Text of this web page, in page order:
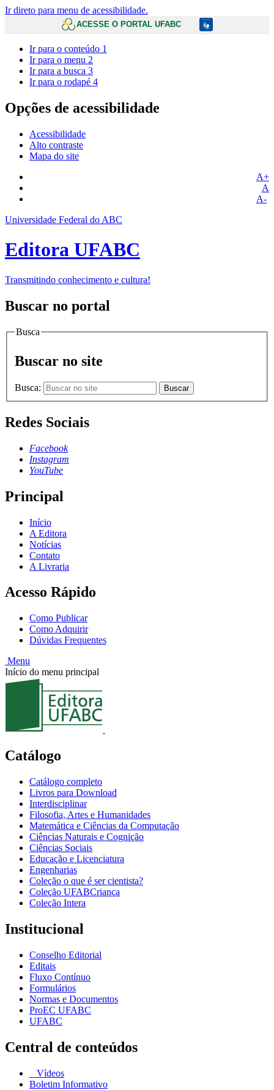
Ir direto para menu de acessibilidade.
ACESSE O PORTAL UFABC
Ir para o conteúdo 1
Ir para o menu 2
Ir para a busca 3
Ir para o rodapé 4
Opções de acessibilidade
Acessibilidade
Alto contraste
Mapa do site
A+
A
A-
Universidade Federal do ABC
Editora UFABC
Transmitindo conhecimento e cultura!
Buscar no portal
Busca
Buscar no site
Busca: Buscar
Redes Sociais
Facebook
Instagram
YouTube
Principal
Início
A Editora
Notícias
Contato
A Livraria
Acesso Rápido
Como Publicar
Como Adquirir
Dúvidas Frequentes
Menu
Início do menu principal
Catálogo
Catálogo completo
Livros para Download
Interdisciplinar
Filosofia, Artes e Humanidades
Matemática e Ciências da Computação
Ciências Naturais e Cognição
Ciências Sociais
Educação e Licenciatura
Engenharias
Coleção o que é ser cientista?
Coleção UFABCriança
Coleção Intera
Institucional
Conselho Editorial
Editais
Fluxo Contínuo
Formulários
Normas e Documentos
ProEC UFABC
UFABC
Central de conteúdos
Vídeos
Boletim Informativo